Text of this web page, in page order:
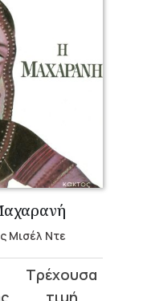
Μισέλ Ντε